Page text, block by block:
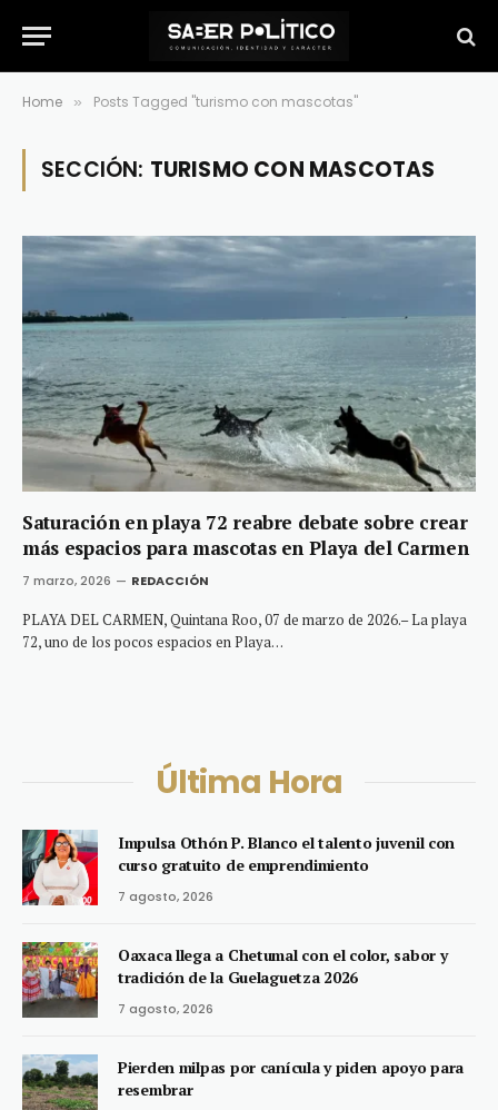
Home » Posts Tagged "turismo con mascotas"
SECCIÓN: TURISMO CON MASCOTAS
Saturación en playa 72 reabre debate sobre crear
más espacios para mascotas en Playa del Carmen
7 marzo, 2026 REDACCIÓN
PLAYA DEL CARMEN, Quintana Roo, 07 de marzo de 2026.– La playa
72, uno de los pocos espacios en Playa…
Última Hora
Impulsa Othón P. Blanco el talento juvenil con
curso gratuito de emprendimiento
7 agosto, 2026
Oaxaca llega a Chetumal con el color, sabor y
tradición de la Guelaguetza 2026
7 agosto, 2026
Pierden milpas por canícula y piden apoyo para
resembrar